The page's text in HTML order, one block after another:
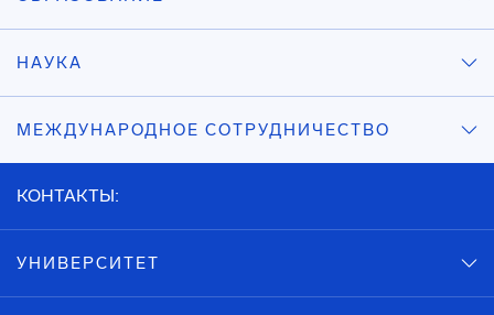
НАУКА
МЕЖДУНАРОДНОЕ СОТРУДНИЧЕСТВО
КОНТАКТЫ:
УНИВЕРСИТЕТ